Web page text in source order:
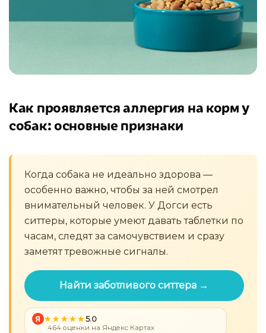
Как проявляется аллергия на корм у
собак: основные признаки
Когда собака не идеально здорова —
особенно важно, чтобы за ней смотрел
внимательный человек. У Догси есть
ситтеры, которые умеют давать таблетки по
часам, следят за самочувствием и сразу
заметят тревожные сигналы.
Найти заботливого ситтера →
Я 5.0
464 оценки на Яндекс Картах